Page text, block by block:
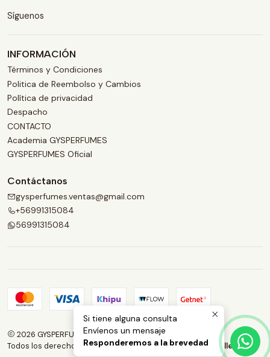
Síguenos
INFORMACIÓN
Términos y Condiciones
Politica de Reembolso y Cambios
Política de privacidad
Despacho
CONTACTO
Academia GYSPERFUMES
GYSPERFUMES Oficial
Contáctanos
gysperfumes.ventas@gmail.com
+56991315084
56991315084
2026 GYSPERFUMES.
Todos los derechos reservados.Desarrollado por Jumpseller
Si tiene alguna consulta
Envíenos un mensaje
Responderemos a la brevedad